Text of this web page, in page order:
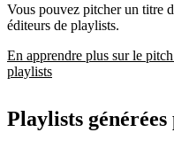
Vous pouvez pitcher un titre
éditeurs de playlists.
En apprendre plus sur le
playlists
Playlists